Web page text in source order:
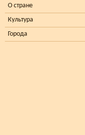
О стране
Культура
Города